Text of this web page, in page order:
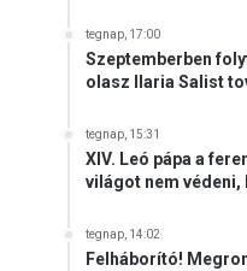
tegnap, 17:00
Szeptemberben
olasz Ilaria Salist
tegnap, 15:31
XIV. Leó pápa a
világot nem védeni,
tegnap, 14:02
Felháborító!